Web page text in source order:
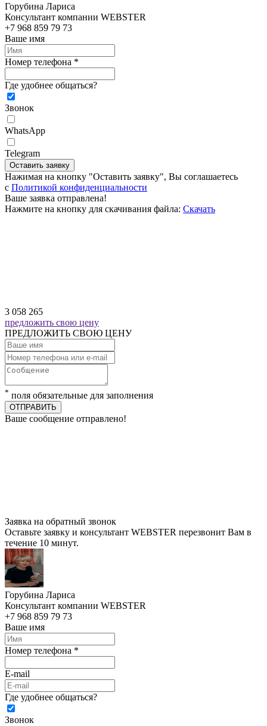
Горубина Лариса
Консультант компании WEBSTER
+7 968 859 79 73
Ваше имя
Номер телефона *
Где удобнее общаться?
Звонок
WhatsApp
Telegram
Оставить заявку
Нажимая на кнопку "Оставить заявку", Вы соглашаетесь
c Политикой конфиденциальности
Ваше заявка отправлена!
Нажмите на кнопку для скачивания файла: Скачать
3 058 265
предложить свою цену
ПРЕДЛОЖИТЬ СВОЮ ЦЕНУ
* поля обязательные для заполнения
ОТПРАВИТЬ
Ваше сообщение отправлено!
Заявка на обратный звонок
Оставьте заявку и консультант WEBSTER перезвонит Вам в
течение 10 минут.
Горубина Лариса
Консультант компании WEBSTER
+7 968 859 79 73
Ваше имя
Номер телефона *
E-mail
Где удобнее общаться?
Звонок